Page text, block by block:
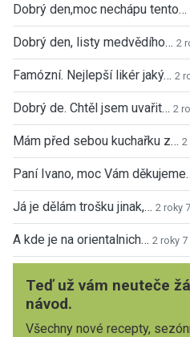
Dobrý den,moc nechápu tento…
Dobrý den, listy medvědího… 2
Famózní. Nejlepší likér jaký… 2
Dobrý de. Chtěl jsem uvařit… 2
Mám před sebou kuchařku z… 2
Paní Ivano, moc Vám
Já je dělám trošku jinak,… 2 roky
A kde je na orientalnich… 2 roky
Teď už vám neuteče
návod.
Všechny nové recepty,